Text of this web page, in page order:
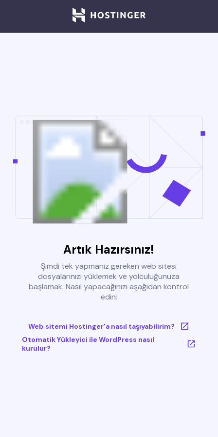
Artık Hazırsınız!
Şimdi tek yapmanız gereken web sitesi
dosyalarınızı yüklemek ve yolculuğunuza
başlamak. Nasıl yapacağınızı aşağıdan kontrol
edin:
Web sitemi Hostinger'a nasıl taşıyabilirim?
Otomatik Yükleyici ile WordPress nasıl
kurulur?